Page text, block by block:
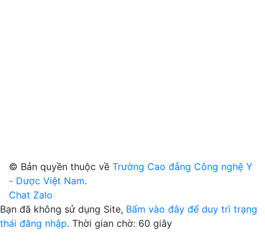
© Bản quyền thuộc về Trường Cao đẳng Công nghệ Y
- Dược Việt Nam.
Chat Zalo
Bạn đã không sử dụng Site, Bấm vào đây để duy trì trạng
thái đăng nhập. Thời gian chờ: 60 giây